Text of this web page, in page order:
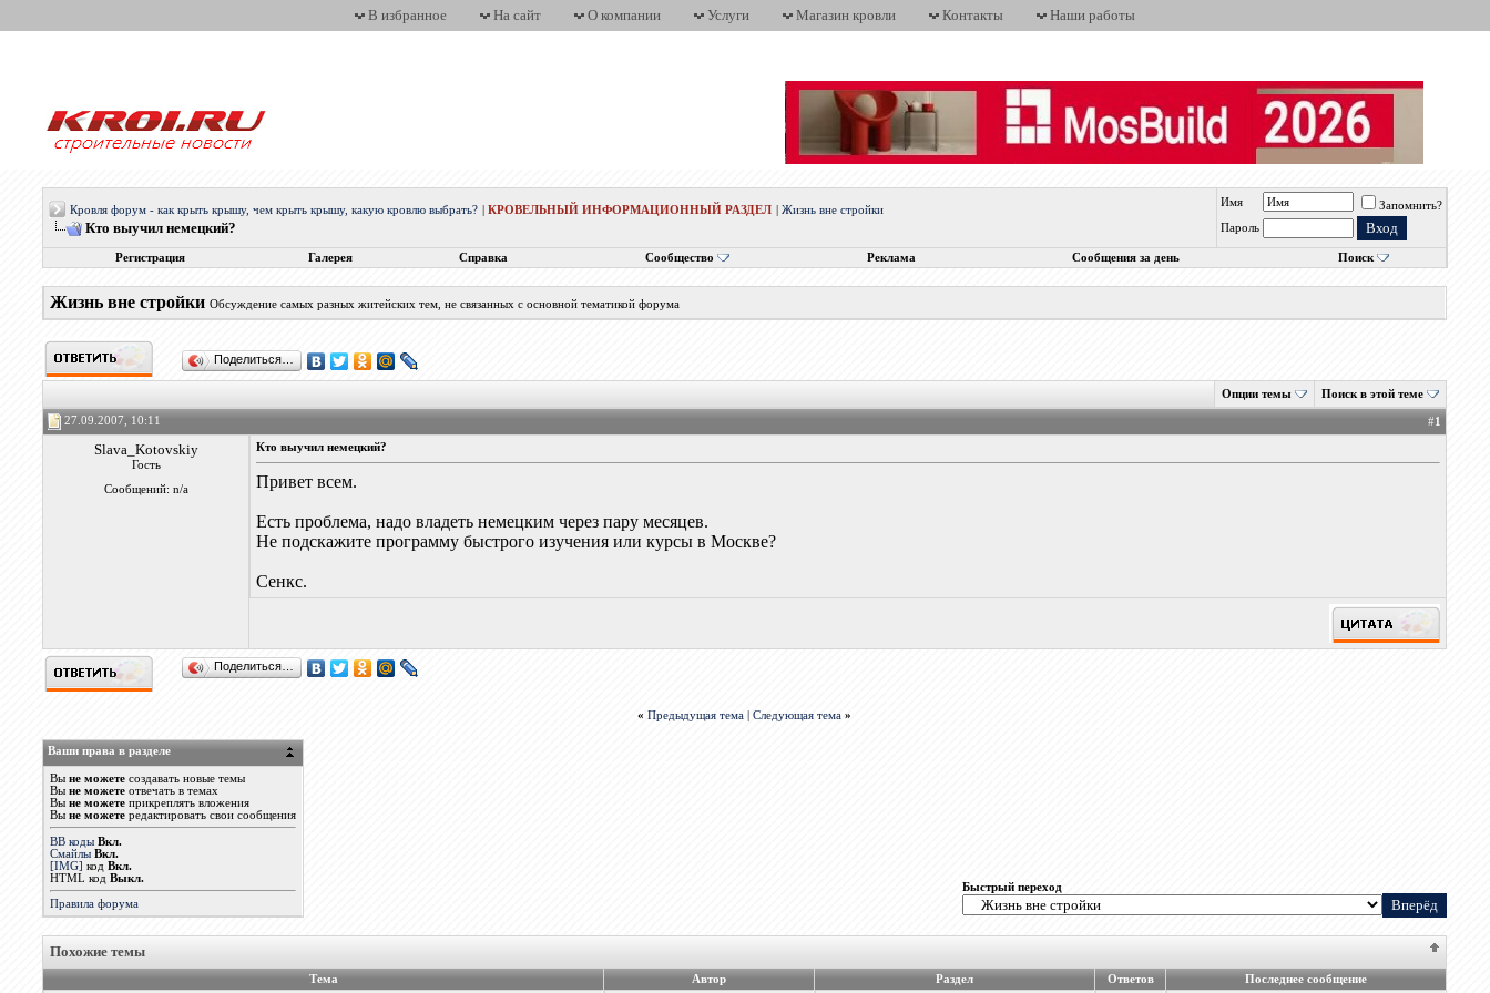
В избранное На сайт О компании Услуги Магазин кровли Контакты Наши работы
Кровля форум - как крыть крышу, чем крыть крышу, какую кровлю выбрать? |КРОВЕЛЬНЫЙ ИНФОРМАЦИОННЫЙ РАЗДЕЛ |Жизнь вне стройки
Кто выучил немецкий?
Имя
Запомнить?
Пароль
Регистрация Галерея Справка Сообщество Реклама Сообщения за день Поиск
Жизнь вне стройки Обсуждение самых разных житейских тем, не связанных с основной тематикой форума
Поделиться…
Опции темы Поиск в этой теме
27.09.2007, 10:11 #1
Slava_Kotovskiy
Гость
Сообщений: n/a
Кто выучил немецкий?
Привет всем.
Есть проблема, надо владеть немецким через пару месяцев.
Не подскажите программу быстрого изучения или курсы в Москве?
Сенкс.
Поделиться…
« Предыдущая тема |Следующая тема »
Ваши права в разделе
Выне можете создавать новые темы
Выне можете отвечать в темах
Выне можете прикреплять вложения
Выне можете редактировать свои сообщения
BB коды Вкл.
Смайлы Вкл.
[IMG] кодВкл.
HTML кодВыкл.
Правила форума
Быстрый переход
Похожие темы
Тема Автор Раздел Ответов Последнее сообщение